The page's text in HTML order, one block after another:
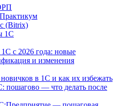
(Bitrix)
1С
с 2026 года: новые
и изменения
в 1С и как их избежать
пошагово — что делать после